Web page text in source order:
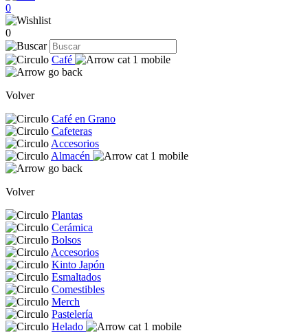
0
0
Café
Volver
Café en Grano
Cafeteras
Accesorios
Almacén
Volver
Plantas
Cerámica
Bolsos
Accesorios
Kinto Japón
Esmaltados
Comestibles
Merch
Pastelería
Helado